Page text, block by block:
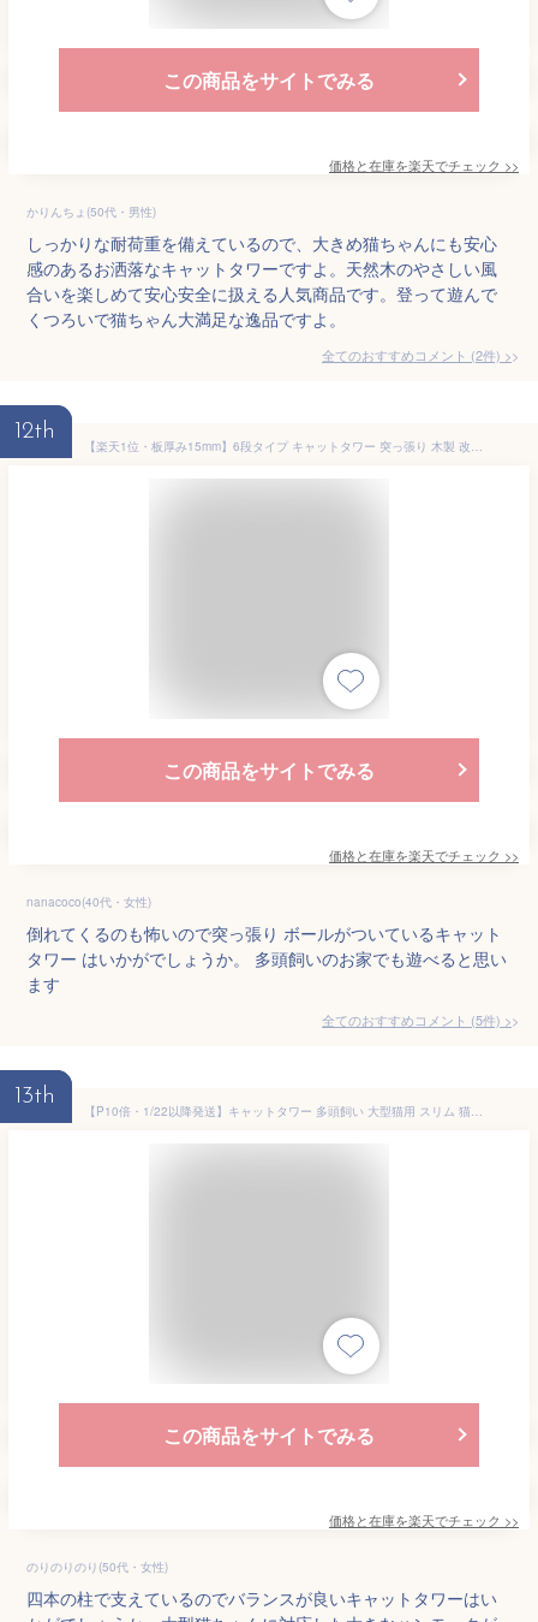
この商品をサイトでみる
価格と在庫を楽天でチェック >>
かりんちょ(50代・男性)
しっかりな耐荷重を備えているので、大きめ猫ちゃんにも安心
感のあるお洒落なキャットタワーですよ。天然木のやさしい風
合いを楽しめて安心安全に扱える人気商品です。登って遊んで
くつろいで猫ちゃん大満足な逸品ですよ。
全てのおすすめコメント (2件) >
12th
【楽天1位・板厚み15mm】6段タイプ キャットタワー 突っ張り 木製 改良版 シニア スリム 爪とぎ 滑り止めマット付き クリアボウル 木登り シンプル キャットツリー 大型猫 中型 おしゃれ 省スベース 宇宙船 爪とぎ 多頭飼い 賃貸 安定 203~268cm 天然麻 コットン紐
この商品をサイトでみる
価格と在庫を楽天でチェック >>
nanacoco(40代・女性)
倒れてくるのも怖いので突っ張り ボールがついているキャット
タワー はいかがでしょうか。 多頭飼いのお家でも遊べると思い
ます
全てのおすすめコメント (5件) >
13th
【P10倍・1/22以降発送】キャットタワー 多頭飼い 大型猫用 スリム 猫タワー 大型 爪研ぎ 麻紐 ハンモック 据え置き 省スペース 人気 おしゃれ かわいい シンプル おもちゃ 運動不足 安定 頑丈 大型猫 高さ170cm
この商品をサイトでみる
価格と在庫を楽天でチェック >>
のりのりのり(50代・女性)
四本の柱で支えているのでバランスが良いキャットタワーはい